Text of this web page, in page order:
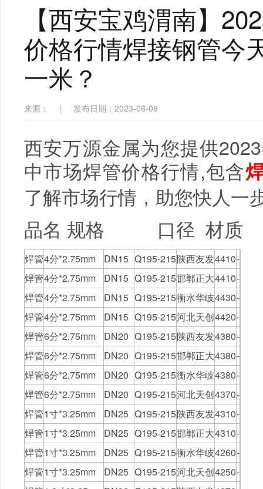
【西安宝鸡渭南】
价格行情焊接钢管今
一米？
来源： | 发布日期：2023-06-08
西安万源金属为您提供
中市场焊管价格行情,包含
了解市场行情，助您快人一
品名 规格 口径 材质
焊管4分*2.75mm DN15 Q195-215陕西友发4410-
焊管4分*2.75mm DN15 Q195-215邯郸正大4410-
焊管4分*2.75mm DN15 Q195-215衡水华岐4430-
焊管4分*2.75mm DN15 Q195-215河北天创4420-
焊管6分*2.75mm DN20 Q195-215陕西友发4380-
焊管6分*2.75mm DN20 Q195-215邯郸正大4380-
焊管6分*2.75mm DN20 Q195-215衡水华岐4380-
焊管6分*2.75mm DN20 Q195-215河北天创4370-
焊管1寸*3.25mm DN25 Q195-215陕西友发4310-
焊管1寸*3.25mm DN25 Q195-215邯郸正大4310-
焊管1寸*3.25mm DN25 Q195-215衡水华岐4260-
焊管1寸*3.25mm DN25 Q195-215河北天创4250-